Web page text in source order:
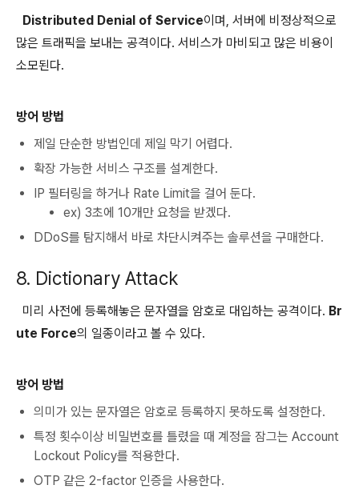
Distributed Denial of Service이며, 서버에 비정상적으로
많은 트래픽을 보내는 공격이다. 서비스가 마비되고 많은 비용이
소모된다.
방어 방법
제일 단순한 방법인데 제일 막기 어렵다.
확장 가능한 서비스 구조를 설계한다.
IP 필터링을 하거나 Rate Limit을 걸어 둔다.
ex) 3초에 10개만 요청을 받겠다.
DDoS를 탐지해서 바로 차단시켜주는 솔루션을 구매한다.
8. Dictionary Attack
미리 사전에 등록해놓은 문자열을 암호로 대입하는 공격이다. Br
ute Force의 일종이라고 볼 수 있다.
방어 방법
의미가 있는 문자열은 암호로 등록하지 못하도록 설정한다.
특정 횟수이상 비밀번호를 틀렸을 때 계정을 잠그는 Account
Lockout Policy를 적용한다.
OTP 같은 2-factor 인증을 사용한다.